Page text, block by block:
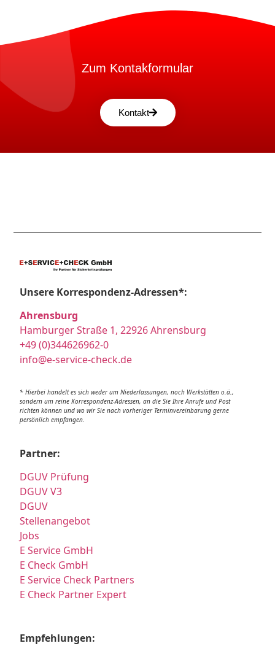
Zum Kontakformular
Kontakt
Unsere Korrespondenz-Adressen*:
Ahrensburg
Hamburger Straße 1, 22926 Ahrensburg
+49 (0)344626962-0
info@e-service-check.de
* Hierbei handelt es sich weder um Niederlassungen, noch Werkstätten o.ä.,
sondern um reine Korrespondenz-Adressen, an die Sie Ihre Anrufe und Post
richten können und wo wir Sie nach vorheriger Terminvereinbarung gerne
persönlich empfangen.
Partner:
DGUV Prüfung
DGUV V3
DGUV
Stellenangebot
Jobs
E Service GmbH
E Check GmbH
E Service Check Partners
E Check Partner Expert
Empfehlungen: